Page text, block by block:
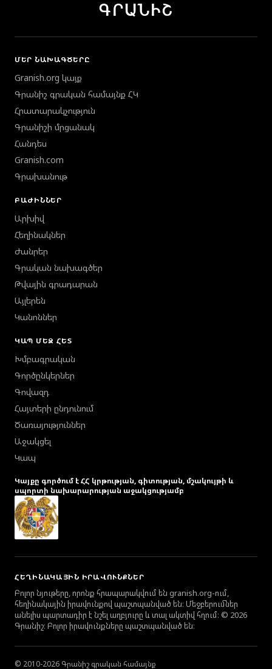
ԳՐԱՆԻՇ
ՄԵՐ ՆԱԽԱԳԾԵՐԸ
Granish.org կայք
Գրանիշ գրական համայնք ՀԿ
Հրատարակչություն
Գրանիշի մրցանակ
Հանդես
Granish.com
Գրախանութ
ԲԱԺԻՆՆԵՐ
Արխիվ
Հեղինակներ
Ժանրեր
Գրական նախագծեր
Թվային գրադարան
Այլերեն
Կանոններ
ԿԱՊ ՄԵԶ ՀԵՏ
Խմբագրական
Գործընկերներ
Գովազդ
Հայտերի ընդունում
Ծառայություններ
Աջակցել
Կապ
Կայքը գործում է ՀՀ կրթության, գիտության, մշակույթի և
սպորտի նախարարության աջակցությամբ
ՀԵՂԻՆԱԿԱՅԻՆ ԻՐԱՎՈՒՆՔՆԵՐ
Բոլոր նյութերը, որոնք հրապարակվում են granish.org-ում,
հեղինակային իրավունքով պաշտպանված են։ Մեջբերումներ
անելիս պարտադիր է նշել աղբյուրը և տալ ակտիվ հղում։ © 2026
Գրանիշ։ Բոլոր իրավունքները պաշտպանված են։
© 2010-2026 Գրանիշ գրական համայնք